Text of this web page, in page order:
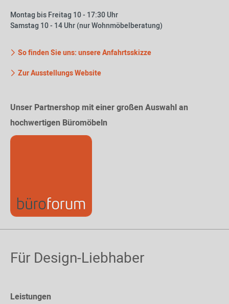
Montag bis Freitag 10 - 17:30 Uhr
Samstag 10 - 14 Uhr (nur Wohnmöbelberatung)
So finden Sie uns: unsere Anfahrtsskizze
Zur Ausstellungs Website
Unser Partnershop mit einer großen Auswahl an
hochwertigen Büromöbeln
Für Design-Liebhaber
Leistungen